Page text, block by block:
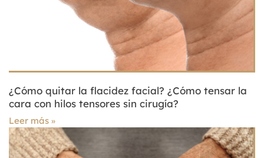
¿Cómo quitar la flacidez facial? ¿Cómo tensar la
cara con hilos tensores sin cirugía?
Leer más